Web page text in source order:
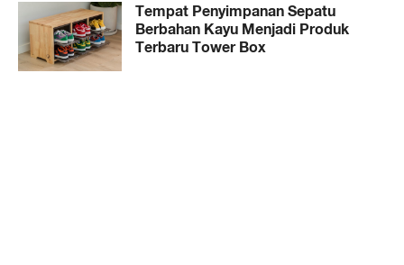
Tempat Penyimpanan Sepatu
Berbahan Kayu Menjadi Produk
Terbaru Tower Box